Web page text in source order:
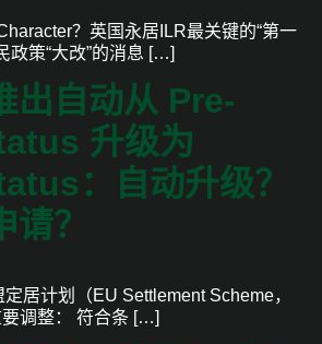
？英国永居ILR最关键的“第一
政策“大改”的消息 […]
出自动从 Pre-
升级为
：自动升级？
？
居计划（EU Settlement Scheme，
调整： 符合条 […]